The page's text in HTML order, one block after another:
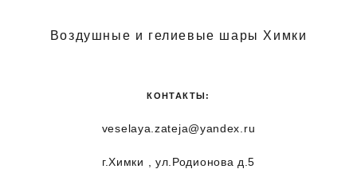
Воздушные и гелиевые шары Химки
КОНТАКТЫ:
veselaya.zateja@yandex.ru
г.Химки , ул.Родионова д.5